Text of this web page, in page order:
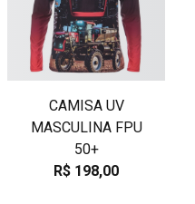
CAMISA UV
MASCULINA FPU
50+
R$ 198,00